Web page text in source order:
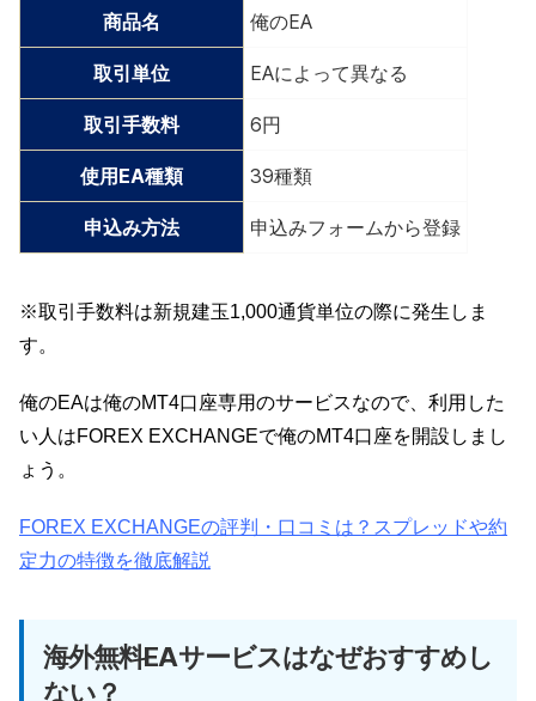
商品名 俺のEA
取引単位 EAによって異なる
取引手数料 6円
使用EA種類 39種類
申込み方法 申込みフォームから登録
※取引手数料は新規建玉1,000通貨単位の際に発生しま
す。
俺のEAは俺のMT4口座専用のサービスなので、利用した
い人はFOREX EXCHANGEで俺のMT4口座を開設しまし
ょう。
FOREX EXCHANGEの評判・口コミは？スプレッドや約
定力の特徴を徹底解説
海外無料EAサービスはなぜおすすめし
ない？